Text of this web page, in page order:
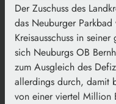
Der Zuschuss des
das Neuburger
Kreisausschuss in
sich Neuburgs OB
zum Ausgleich des
allerdings durch, damit
von einer viertel Million